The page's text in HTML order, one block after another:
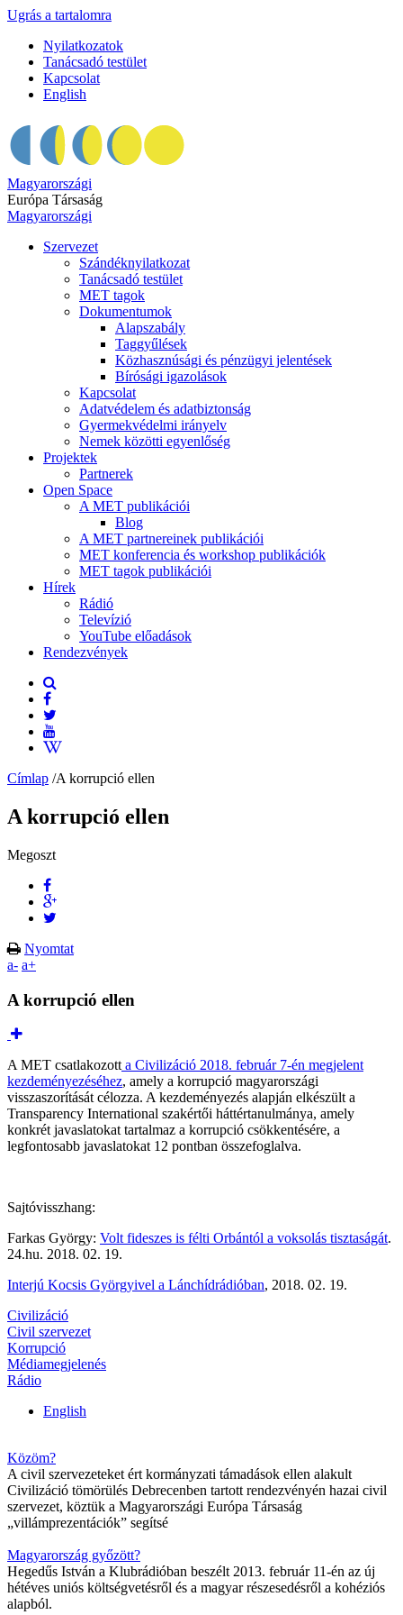
Ugrás a tartalomra
Nyilatkozatok
Tanácsadó testület
Kapcsolat
English
Magyarországi
Európa Társaság
Magyarországi
Szervezet
Szándéknyilatkozat
Tanácsadó testület
MET tagok
Dokumentumok
Alapszabály
Taggyűlések
Közhasznúsági és pénzügyi jelentések
Bírósági igazolások
Kapcsolat
Adatvédelem és adatbiztonság
Gyermekvédelmi irányelv
Nemek közötti egyenlőség
Projektek
Partnerek
Open Space
A MET publikációi
Blog
A MET partnereinek publikációi
MET konferencia és workshop publikációk
MET tagok publikációi
Hírek
Rádió
Televízió
YouTube előadások
Rendezvények
Címlap /A korrupció ellen
A korrupció ellen
Megoszt
Nyomtat
a- a+
A korrupció ellen
A MET csatlakozott a Civilizáció 2018. február 7-én megjelent
kezdeményezéséhez, amely a korrupció magyarországi
visszaszorítását célozza. A kezdeményezés alapján elkészült a
Transparency International szakértői háttértanulmánya, amely
konkrét javaslatokat tartalmaz a korrupció csökkentésére, a
legfontosabb javaslatokat 12 pontban összefoglalva.
Sajtóvisszhang:
Farkas György: Volt fideszes is félti Orbántól a voksolás tisztaságát.
24.hu. 2018. 02. 19.
Interjú Kocsis Györgyivel a Lánchídrádióban, 2018. 02. 19.
Civilizáció
Civil szervezet
Korrupció
Médiamegjelenés
Rádio
English
Közöm?
A civil szervezeteket ért kormányzati támadások ellen alakult
Civilizáció tömörülés Debrecenben tartott rendezvényén hazai civil
szervezet, köztük a Magyarországi Európa Társaság
„villámprezentációk” segítsé
Magyarország győzött?
Hegedűs István a Klubrádióban beszélt 2013. február 11-én az új
hétéves uniós költségvetésről és a magyar részesedésről a kohéziós
alapból.